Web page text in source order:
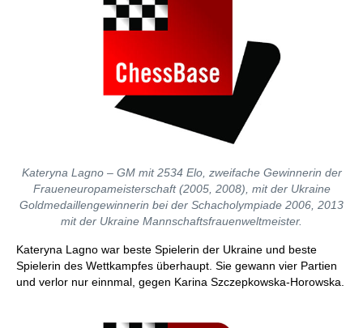
Kateryna Lagno – GM mit 2534 Elo, zweifache Gewinnerin der
Fraueneuropameisterschaft (2005, 2008), mit der Ukraine
Goldmedaillengewinnerin bei der Schacholympiade 2006, 2013
mit der Ukraine Mannschaftsfrauenweltmeister.
Kateryna Lagno war beste Spielerin der Ukraine und beste
Spielerin des Wettkampfes überhaupt. Sie gewann vier Partien
und verlor nur einnmal, gegen Karina Szczepkowska-Horowska.